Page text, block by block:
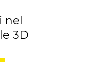
nel
3D